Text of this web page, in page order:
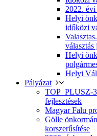
2022.
Helyi
időközi
választás
Helyi
Helyi
Pályázat
TOP_PLUSZ-
fejlesztések
Magyar Falu
Gölle
korszerűsítése